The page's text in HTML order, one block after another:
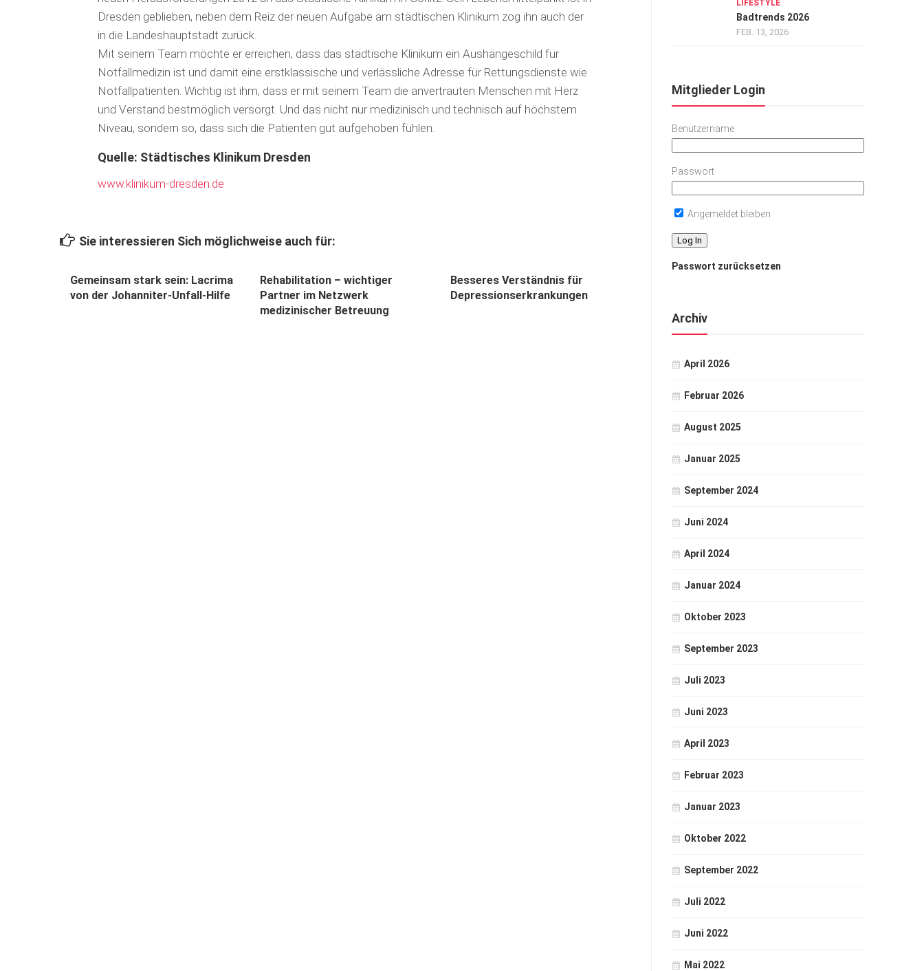
Dresden geblieben, neben dem Reiz der neuen Aufgabe am städtischen Klinikum zog ihn auch der
in die Landeshauptstadt zurück.
Mit seinem Team möchte er erreichen, dass das städtische Klinikum ein Aushängeschild für
Notfallmedizin ist und damit eine erstklassische und verlässliche Adresse für Rettungsdienste wie
Notfallpatienten. Wichtig ist ihm, dass er mit seinem Team die anvertrauten Menschen mit Herz
und Verstand bestmöglich versorgt. Und das nicht nur medizinisch und technisch auf höchstem
Niveau, sondern so, dass sich die Patienten gut aufgehoben fühlen.
Quelle: Städtisches Klinikum Dresden
www.klinikum-dresden.de
Sie interessieren Sich möglichweise auch für:
Gemeinsam stark sein: Lacrima
von der Johanniter-Unfall-Hilfe
Rehabilitation – wichtiger
Partner im Netzwerk
medizinischer Betreuung
Besseres Verständnis für
Depressionserkrankungen
LIFESTYLE
Badtrends 2026
FEB. 13, 2026
Mitglieder Login
Benutzername
Passwort
Angemeldet bleiben
Passwort zurücksetzen
Archiv
April 2026
Februar 2026
August 2025
Januar 2025
September 2024
Juni 2024
April 2024
Januar 2024
Oktober 2023
September 2023
Juli 2023
Juni 2023
April 2023
Februar 2023
Januar 2023
Oktober 2022
September 2022
Juli 2022
Juni 2022
Mai 2022